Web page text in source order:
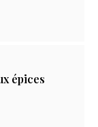
épices